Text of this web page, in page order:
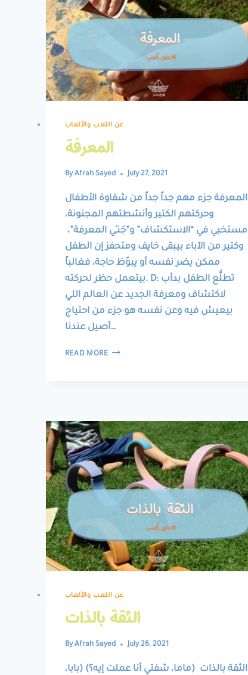
عن اللعب والألعاب
المعرفة
By Afrah Sayed July 27, 2021
المعرفة جزء مهم جداً جداً من شقاوة الأطفال
وحركتهم الكتير وأنشطتهم المجنونة،
مستخبي في “الاستكشاف” و”جَنـْي المعرفة”،
وكتير من الآباء بيبقى خايف ومتحفز إن الطفل
ممكن يضر نفسه أو يبوّظ حاجة، فغالباً
بيتعمل حظر لحركته. D: تطلُّع الطفل بدأب
لاكتشاف ومعرفة الجديد عن العالم اللي
بيعيش فيه وعن نفسه هو جزء من احتياج
أصيل عندنا…
READ MOREالمعرفة
عن اللعب والألعاب
الثقة بالذات
By Afrah Sayed July 26, 2021
الثقة بالذات (ماما، شفتي أنا عملت إيه؟) (بابا،